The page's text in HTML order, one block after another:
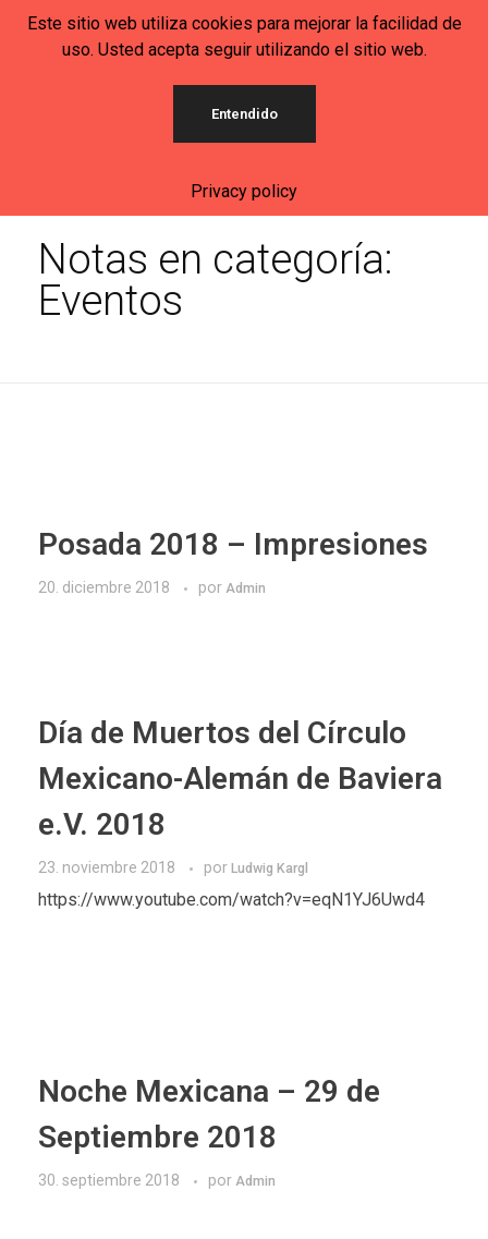
Notas en categoría:
Eventos
Posada 2018 – Impresiones
20. diciembre 2018 por Admin
Día de Muertos del Círculo
Mexicano-Alemán de Baviera
e.V. 2018
23. noviembre 2018 por Ludwig Kargl
https://www.youtube.com/watch?v=eqN1YJ6Uwd4
Noche Mexicana – 29 de
Septiembre 2018
30. septiembre 2018 por Admin
Este sitio web utiliza cookies para mejorar la facilidad de
uso. Usted acepta seguir utilizando el sitio web.
Entendido
Privacy policy